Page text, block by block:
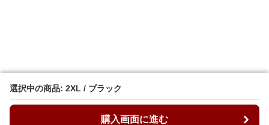
選択中の商品: 2XL / ブラック
購入画面に進む
選択中の商品: 2XL / ブラック
購入画面に進む